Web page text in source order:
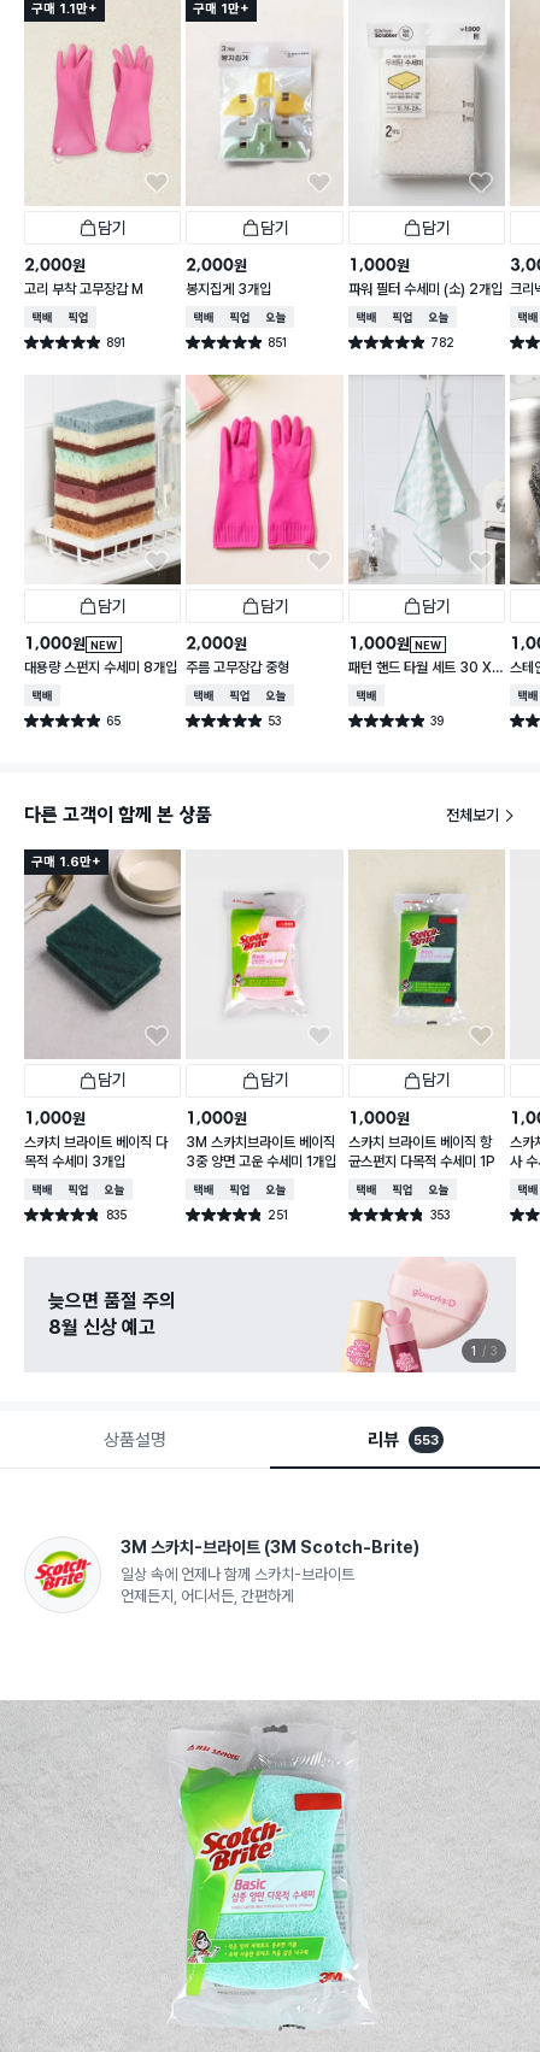
구매 1.1만+
담기
2,000원
고리 부착 고무장갑 M
택배배송매장픽업
별점 4.9점 891
건 작성
구매 1만+
담기
2,000원
봉지집게 3개입
택배배송매장픽업오늘배송
별점 4.9점 851
건 작성
담기
1,000원
파워 필터 수세미 (소) 2개입
택배배송매장픽업오늘배송
별점 4.9점 782
건 작성
크리
주
택배
별점
담기
NEW
1,000원
대용량 스펀지 수세미 8개입
택배배송
별점 4.9점 65
건 작성
담기
2,000원
주름 고무장갑 중형
택배배송매장픽업오늘배송
별점 4.9점 53
건 작성
담기
NEW
1,000원
패턴 핸드 타월 세트 30 X
30 cm 3개입
택배배송
별점 4.9점 39
건 작성
스테
택배
별점
다른 고객이 함께 본 상품 전체보기
구매 1.6만+
담기
1,000원
스카치 브라이트 베이직 다
목적 수세미 3개입
택배배송매장픽업오늘배송
별점 4.8점 835
건 작성
담기
1,000원
3M 스카치브라이트 베이직
3중 양면 고운 수세미 1개입
택배배송매장픽업오늘배송
별점 4.8점 251
건 작성
담기
1,000원
스카치 브라이트 베이직 항
균스펀지 다목적 수세미 1P
택배배송매장픽업오늘배송
별점 4.8점 353
건 작성
스카
사
택배
별점
늦으면 품절 주의
8월 신상 예고
1 3
상품설명 리뷰 553
3M 스카치-브라이트 (3M Scotch-Brite)
일상 속에 언제나 함께 스카치-브라이트
언제든지, 어디서든, 간편하게